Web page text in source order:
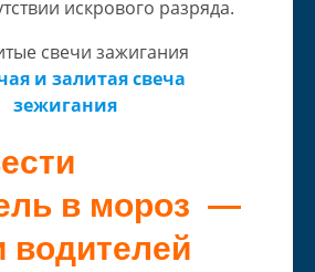
искрового разряда.
и залитая свеча
зежигания
в мороз —
водителей